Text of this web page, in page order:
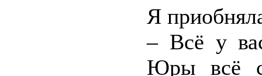
Я
– Всё у
Юры всё